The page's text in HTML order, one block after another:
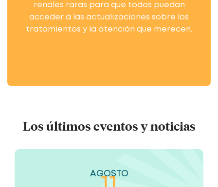
renales raras para que todos puedan
acceder a las actualizaciones sobre los
tratamientos y la atención que merecen.
Los últimos eventos y noticias
AGOSTO